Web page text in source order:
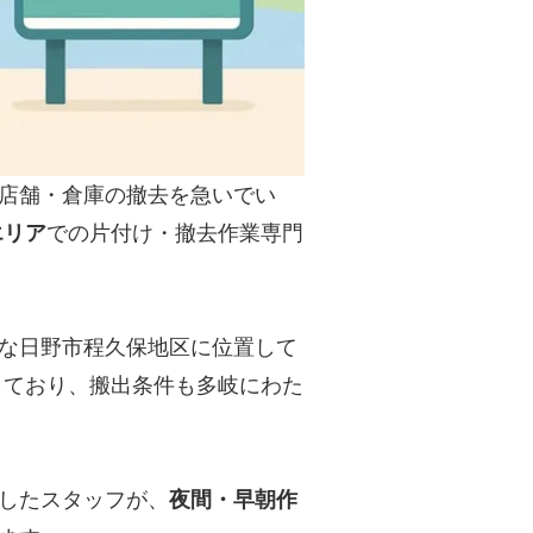
舗・倉庫の撤去を急いでい
アでの片付け・撤去作業専門
日野市程久保地区に位置して
おり、搬出条件も多岐にわた
たスタッフが、 夜間・早朝作